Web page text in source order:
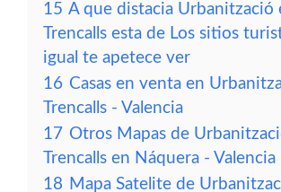
15 A que distacia Urbanització
Trencalls esta de Los sitios
igual te apetece ver
16 Casas en venta en
Trencalls - Valencia
17 Otros Mapas de
Trencalls en Náquera - Valencia
18 Mapa Satelite de